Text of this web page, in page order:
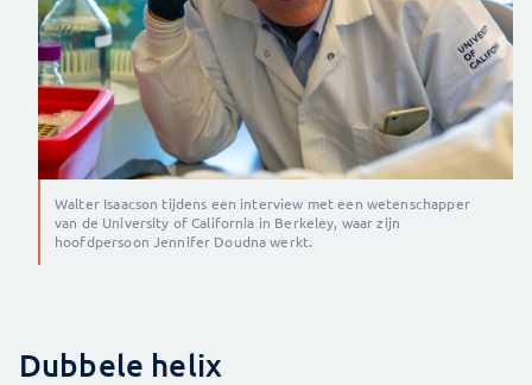
Walter Isaacson tijdens een interview met een wetenschapper
van de University of California in Berkeley, waar zijn
hoofdpersoon Jennifer Doudna werkt.
Dubbele helix